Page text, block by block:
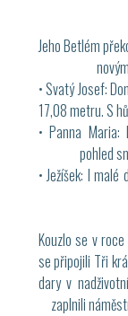
Jeho Betlém
• Svatý Josef:
17,08 metru. S
• Panna
pohled
• Ježíšek: I
Kouzlo se v
se připojili Tři
dary v
zaplnili